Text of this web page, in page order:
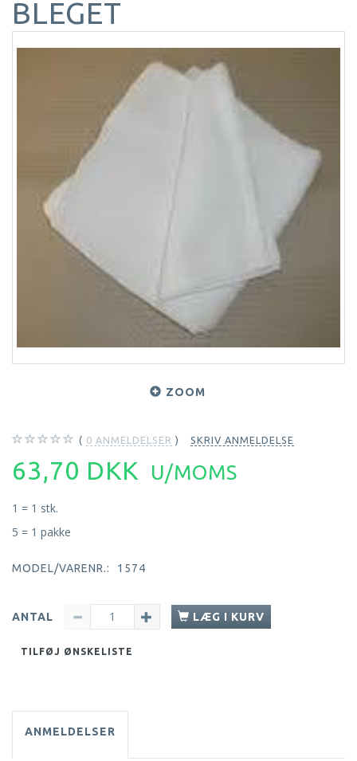
BLEGET
ZOOM
0 ANMELDELSER SKRIV ANMELDELSE
63,70 DKK U/MOMS
1 = 1 stk.
5 = 1 pakke
MODEL/VARENR.: 1574
ANTAL LÆG I KURV
TILFØJ ØNSKELISTE
ANMELDELSER